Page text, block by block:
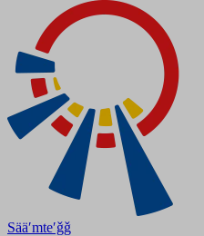
Sääʹmteʹǧǧ